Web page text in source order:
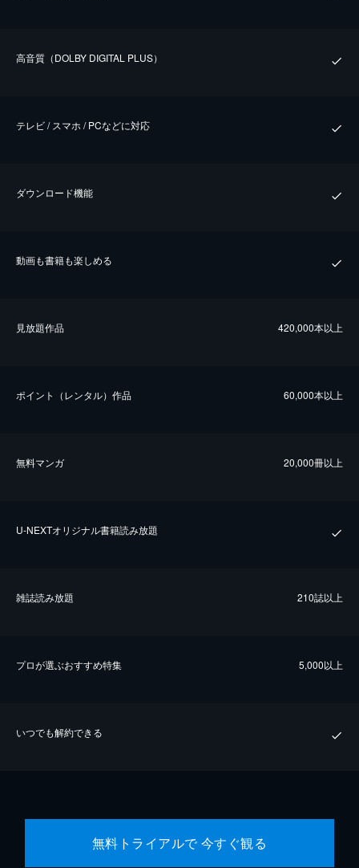
⾼⾳質（DOLBY DIGITAL PLUS）
テレビ / スマホ / PCなどに対応
ダウンロード機能
動画も書籍も楽しめる
⾒放題作品 420,000本以上
ポイント（レンタル）作品 60,000本以上
無料マンガ 20,000冊以上
U-NEXTオリジナル書籍読み放題
雑誌読み放題 210誌以上
プロが選ぶおすすめ特集 5,000以上
いつでも解約できる
無料トライアルで 今すぐ観る